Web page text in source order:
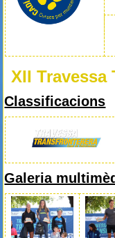
XII Travessa
Classificacions
Galeria